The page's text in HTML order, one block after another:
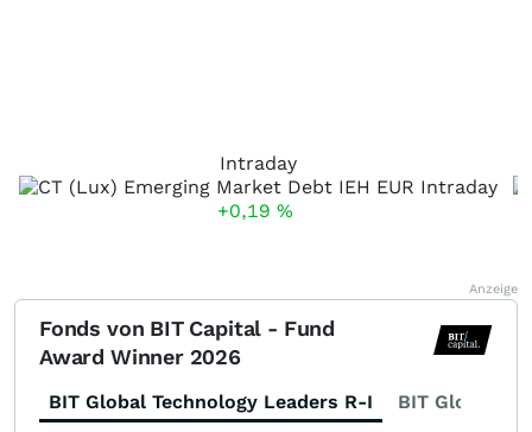
Intraday
+0,19 %
Anzeige
Fonds von BIT Capital - Fund
Award Winner 2026
BIT Global Technology Leaders R-I BIT Global